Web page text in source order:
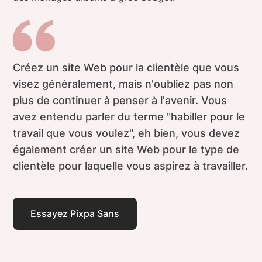
Créez un site Web pour la clientèle que vous
visez généralement, mais n'oubliez pas non
plus de continuer à penser à l'avenir. Vous
avez entendu parler du terme "habiller pour le
travail que vous voulez", eh bien, vous devez
également créer un site Web pour le type de
clientèle pour laquelle vous aspirez à travailler.
Essayez Pixpa Sans